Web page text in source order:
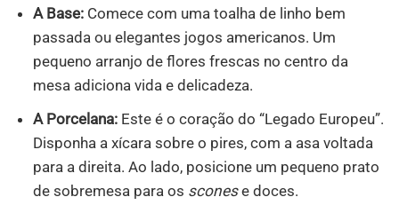
A Base: Comece com uma toalha de linho bem
passada ou elegantes jogos americanos. Um
pequeno arranjo de flores frescas no centro da
mesa adiciona vida e delicadeza.
A Porcelana: Este é o coração do “Legado Europeu”.
Disponha a xícara sobre o pires, com a asa voltada
para a direita. Ao lado, posicione um pequeno prato
de sobremesa para os sconese doces.